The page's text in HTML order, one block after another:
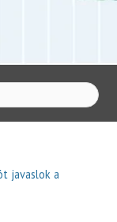
javaslok a